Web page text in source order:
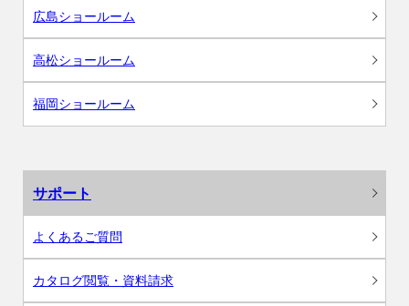
広島ショールーム
高松ショールーム
福岡ショールーム
サポート
よくあるご質問
カタログ閲覧・資料請求